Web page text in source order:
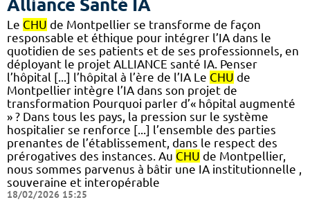
Alliance Santé IA
Le CHU de Montpellier se transforme de façon
responsable et éthique pour intégrer l’IA dans le
quotidien de ses patients et de ses professionnels, en
déployant le projet ALLIANCE santé IA. Penser
l’hôpital [...] l’hôpital à l’ère de l’IA Le CHU de
Montpellier intègre l’IA dans son projet de
transformation Pourquoi parler d’« hôpital augmenté
» ? Dans tous les pays, la pression sur le système
hospitalier se renforce [...] l’ensemble des parties
prenantes de l’établissement, dans le respect des
prérogatives des instances. Au CHU de Montpellier,
nous sommes parvenus à bâtir une IA institutionnelle ,
souveraine et interopérable
18/02/2026 15:25